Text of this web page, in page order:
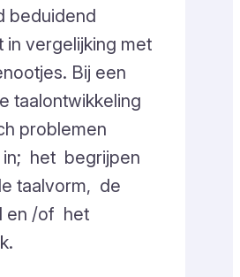
beduidend
in vergelijking met
Bij een
taalontwikkeling
problemen
het begrijpen
taalvorm, de
en /of het